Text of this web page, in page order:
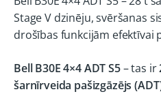
Stage V dzinēju, svēršanas
drošības funkcijām efektīvai
Bell B30E 4×4 ADT S5– tas ir
šarnīrveida pašizgāzējs